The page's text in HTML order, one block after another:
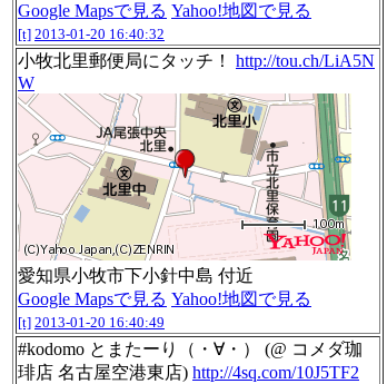
Google Mapsで見る Yahoo!地図で見る
[t] 2013-01-20 16:40:32
小牧北里郵便局にタッチ！ http://tou.ch/LiA5N
W
愛知県小牧市下小針中島 付近
Google Mapsで見る Yahoo!地図で見る
[t] 2013-01-20 16:40:49
#kodomo とまたーり（・∀・） (@ コメダ珈
琲店 名古屋空港東店) http://4sq.com/10J5TF2